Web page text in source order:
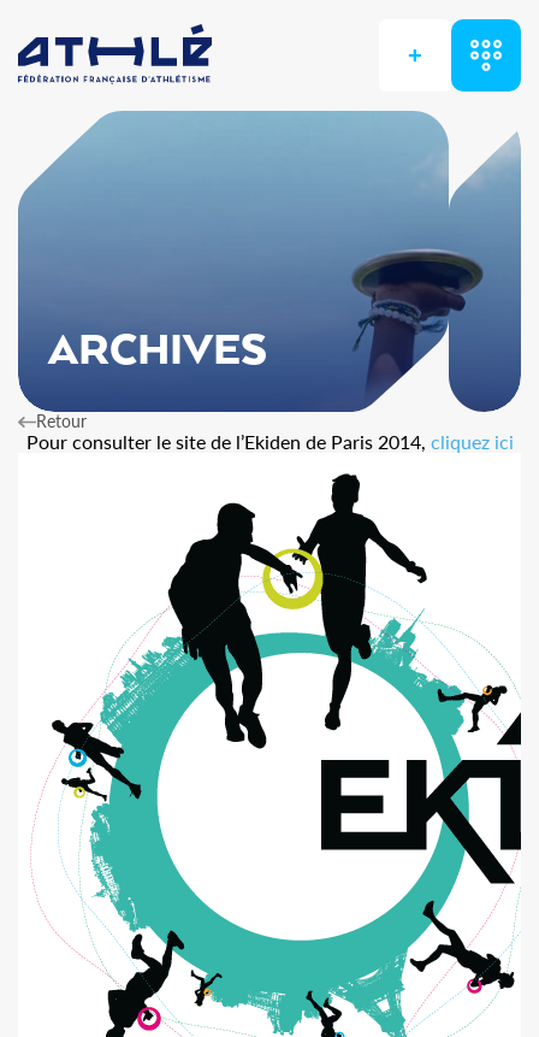
+
ARCHIVES
Retour
Pour consulter le site de l’Ekiden de Paris 2014, cliquez ici